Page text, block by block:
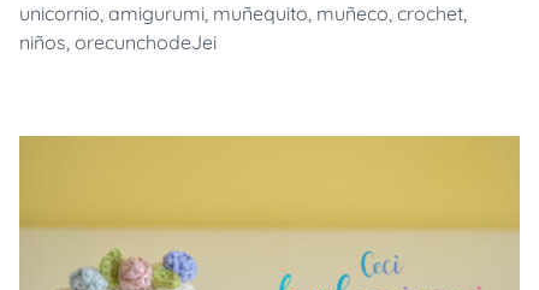
unicornio, amigurumi, muñequito, muñeco, crochet,
niños, orecunchodeJei